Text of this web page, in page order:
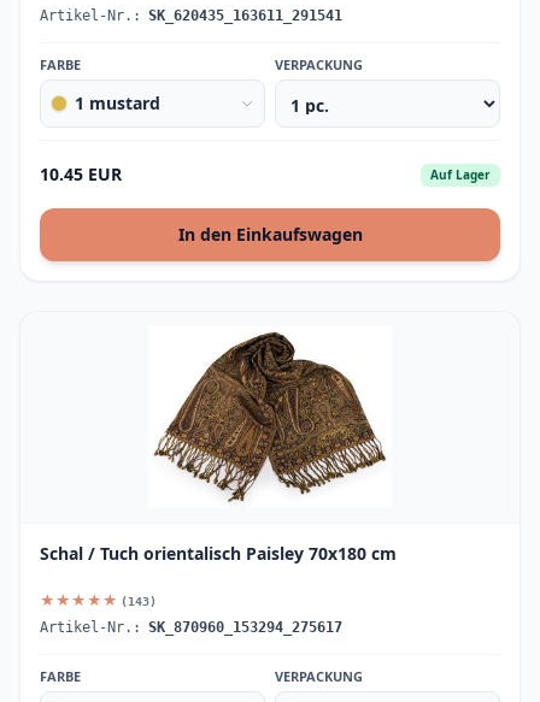
Artikel-Nr.: SK_620435_163611_291541
FARBE
1 mustard
VERPACKUNG
10.45 EUR Auf Lager
In den Einkaufswagen
Schal / Tuch orientalisch Paisley 70x180 cm
★★★★★ (143)
Artikel-Nr.: SK_870960_153294_275617
FARBE VERPACKUNG